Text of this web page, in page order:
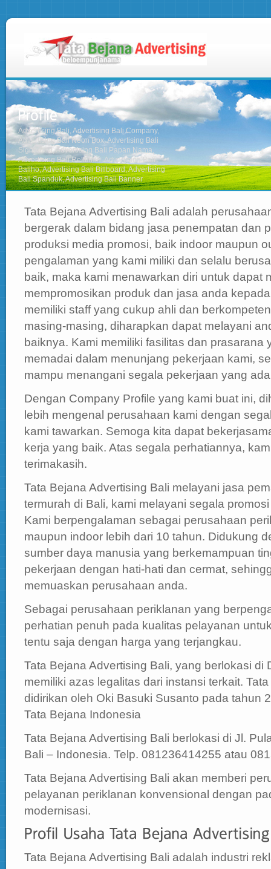
Advertising Bali, Advertising Bali Company,
Advertising Bali Neon Box, Advertising Bali
Signboard, Advertising Bali Papan Nama,
Advertising Bali Reklame, Advertising Bali
Baliho, Advertising Bali Billboard, Advertising
Bali Spanduk, Advertising Bali Banner
Tata Bejana Advertising Bali adalah
bergerak dalam bidang jasa penempatan dan
produksi media promosi, baik indoor maupun
pengalaman yang kami miliki dan selalu
baik, maka kami menawarkan diri untuk dapat
mempromosikan produk dan jasa anda
memiliki staff yang cukup ahli dan
masing-masing, diharapkan dapat melayani
baiknya. Kami memiliki fasilitas dan prasarana
memadai dalam menunjang pekerjaan kami,
mampu menangani segala pekerjaan yang
Dengan Company Profile yang kami buat ini,
lebih mengenal perusahaan kami dengan
kami tawarkan. Semoga kita dapat
kerja yang baik. Atas segala perhatiannya,
terimakasih.
Tata Bejana Advertising Bali melayani jasa
termurah di Bali, kami melayani segala
Kami berpengalaman sebagai perusahaan
maupun indoor lebih dari 10 tahun. Didukung
sumber daya manusia yang berkemampuan
pekerjaan dengan hati-hati dan cermat,
memuaskan perusahaan anda.
Sebagai perusahaan periklanan yang
perhatian penuh pada kualitas pelayanan
tentu saja dengan harga yang terjangkau.
Tata Bejana Advertising Bali, yang berlokasi di
memiliki azas legalitas dari instansi terkait.
didirikan oleh Oki Basuki Susanto pada tahun
Tata Bejana Indonesia
Tata Bejana Advertising Bali berlokasi di Jl.
Bali – Indonesia. Telp. 081236414255 atau
Tata Bejana Advertising Bali akan memberi
pelayanan periklanan konvensional dengan
modernisasi.
Tata Bejana Advertising Bali adalah industri